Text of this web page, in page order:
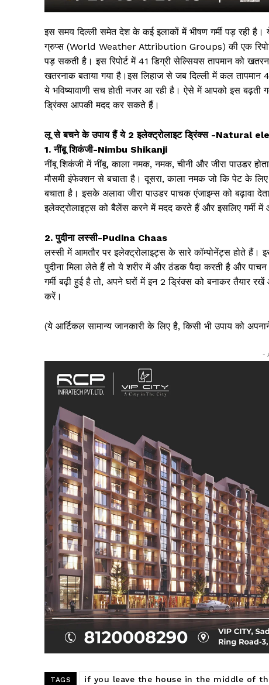
सिर्फ सच
इस समय दिल्ली समेत देश के कई इलाकों में भीषण गर्मी पड़ रही
ग्रुप्स (World Weather Attribution Groups) की एक रिपोर्ट
पड़ सकती है। इस रिपोर्ट में 41 डिग्री सेल्सियस तापमान को
खतरनाक बताया गया है।इस लिहाज से जब दिल्ली में कल
ये भविष्यावाणी सच होती नजर आ रही है। ऐसे में आपको इस
ड्रिंक्स आपकी मदद कर सकते हैं।
लू से बचने के उपाय हैं ये 2 इलेक्ट्रोलाइट ड्रिंक्स -
1. नींबू शिकंजी-Nimbu Shikanji
नींबू शिकंजी में नींबू, काला नमक, नमक, चीनी और जीरा पाउडर
मौसमी इंफेक्शन से बचाता है। दूसरा, काला नमक जो कि पेट के
बचाता है। इसके अलावा जीरा पाउडर पाचक एंजाइम्स को बढ़ावा
इलेक्ट्रोलाइट्स को बैलेंस करने में मदद करते हैं और इसलिए गर्मी में
2. पुदीना लस्सी-Pudina Chaas
लस्सी में आमतौर पर इलेक्ट्रोलाइट्स के सारे कॉम्पोनेंट्स होते हैं।
पुदीना मिला लेते हैं तो ये शरीर में और ठंडक पैदा करती है और
गर्मी बढ़ी हुई है तो, अपने घरों में इन 2 ड्रिंक्स को बनाकर
करें।
(ये आर्टिकल सामान्य जानकारी के लिए है, किसी भी उपाय को
-
TAGS if you leave the house in the middle of